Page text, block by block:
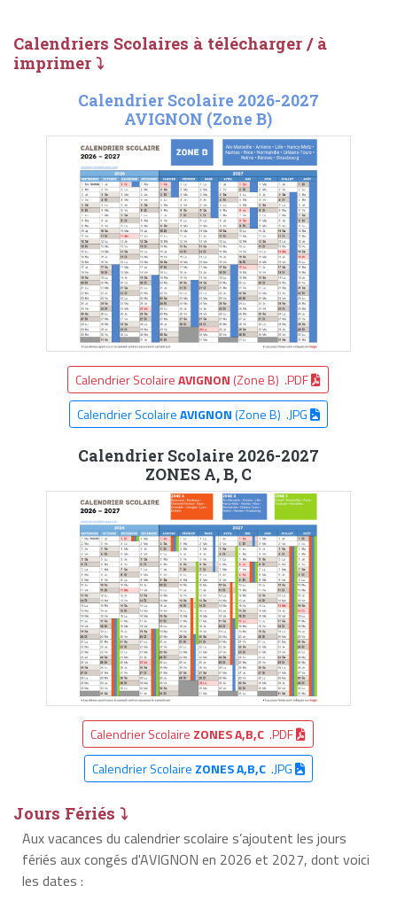
Calendriers Scolaires à télécharger / à
imprimer ⤵
Calendrier Scolaire 2026-2027
AVIGNON (Zone B)
Calendrier ScolaireAVIGNON (Zone B) .PDF
Calendrier ScolaireAVIGNON(Zone B) .JPG
Calendrier Scolaire 2026-2027
ZONES A, B, C
Calendrier Scolaire ZONES A,B,C .PDF
Calendrier Scolaire ZONES A,B,C.JPG
Jours Fériés ⤵
Aux vacances du calendrier scolaire s’ajoutent les jours
fériés aux congés d'AVIGNON en 2026 et 2027, dont voici
les dates :